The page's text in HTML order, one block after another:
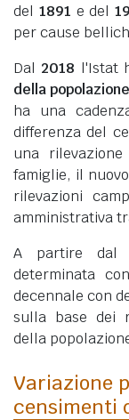
del 1891 e del
per cause
Dal 2018 l'Istat
della popolazione
ha una
differenza del
una
famiglie, il
rilevazioni
amministrativa
A partire dal
determinata
decennale con
sulla base dei
della
Variazione
censimenti